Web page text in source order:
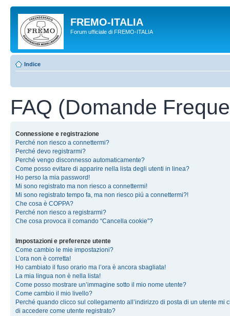
FREMO-ITALIA
Forum ufficiale di FREMO-ITALIA
Indice
FAQ (Domande
Connessione e registrazione
Perché non riesco a connettermi?
Perché devo registrarmi?
Perché vengo disconnesso automaticamente?
Come posso evitare di apparire nella lista degli utenti in linea?
Ho perso la mia password!
Mi sono registrato ma non riesco a connettermi!
Mi sono registrato tempo fa, ma non riesco piú a connettermi?!
Che cosa è COPPA?
Perché non riesco a registrarmi?
Che cosa provoca il comando “Cancella cookie”?
Impostazioni e preferenze utente
Come cambio le mie impostazioni?
L’ora non è corretta!
Ho cambiato il fuso orario ma l’ora è ancora sbagliata!
La mia lingua non è nella lista!
Come posso mostrare un’immagine sotto il mio nome utente?
Come cambio il mio livello?
Perché quando clicco sul collegamento all’indirizzo di posta di un utente mi
di accedere come utente registrato?